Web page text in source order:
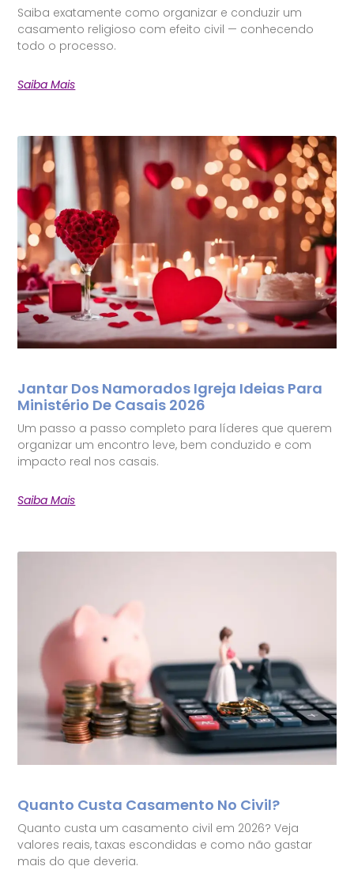
Saiba exatamente como organizar e conduzir um
casamento religioso com efeito civil — conhecendo
todo o processo.
Saiba Mais
Jantar Dos Namorados Igreja Ideias Para
Ministério De Casais 2026
Um passo a passo completo para líderes que querem
organizar um encontro leve, bem conduzido e com
impacto real nos casais.
Saiba Mais
Quanto Custa Casamento No Civil?
Quanto custa um casamento civil em 2026? Veja
valores reais, taxas escondidas e como não gastar
mais do que deveria.